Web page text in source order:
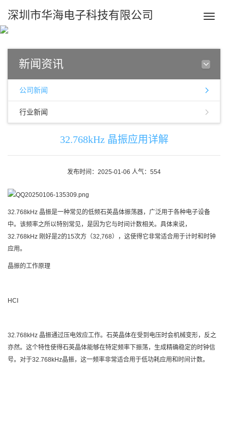
深圳市华海电子科技有限公司
Toggle
新闻资讯
公司新闻
行业新闻
32.768kHz 晶振应用详解
发布时间：2025-01-06 人气：554
32.768kHz 晶振是一种常见的低频石英晶体振荡器，广泛用于各种电子设备
中。该频率之所以特别常见，是因为它与时间计数相关。具体来说，
32.768kHz 刚好是2的15次方（32,768），这使得它非常适合用于计时和时钟
应用。
晶振的工作原理
HCI
32.768kHz 晶振通过压电效应工作。石英晶体在受到电压时会机械变形，反之
亦然。这个特性使得石英晶体能够在特定频率下振荡，生成精确稳定的时钟信
号。对于32.768kHz晶振，这一频率非常适合用于低功耗应用和时间计数。